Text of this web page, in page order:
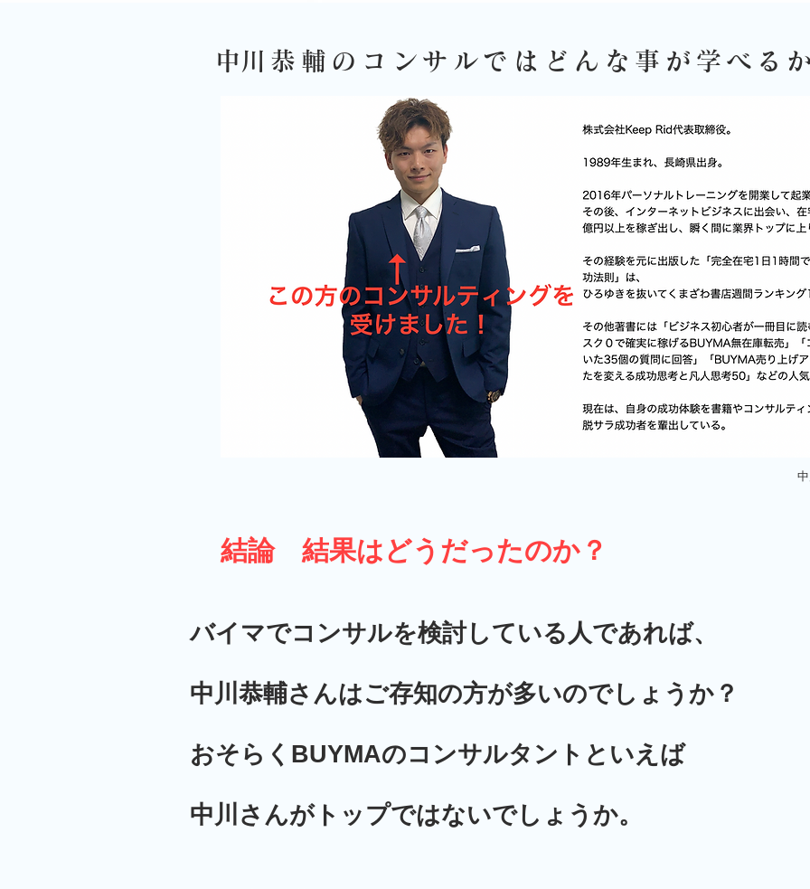
中川恭輔のコンサルではどんな事が学べる
​結論 結果はどうだったのか？
バイマでコンサルを検討している人であれば、
中川恭輔さんはご存知の方が多いのでしょうか？
おそらくBUYMAのコンサルタントといえば
中川さんがトップではないでしょうか。